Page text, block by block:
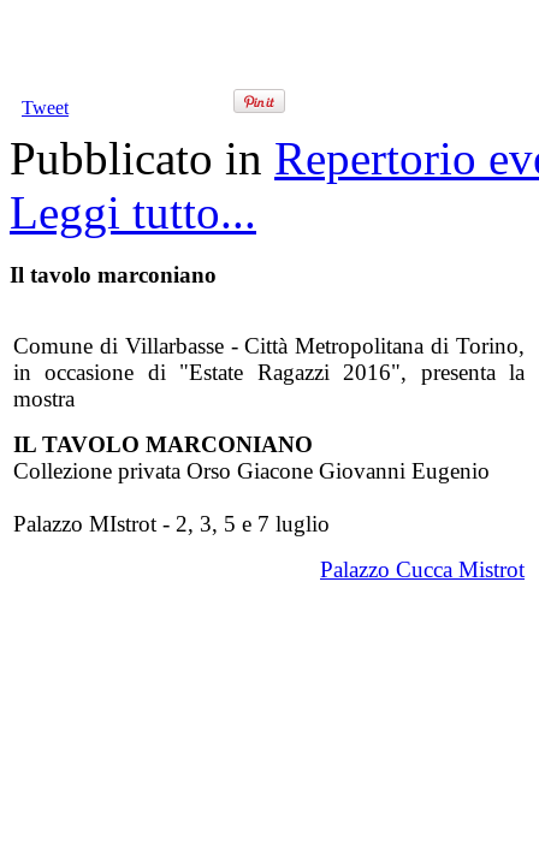
Tweet
Pubblicato in Repertorio
Leggi tutto...
Il tavolo marconiano
Comune di Villarbasse - Città Metropolitana di Torino,
in occasione di "Estate Ragazzi 2016", presenta la
mostra
IL TAVOLO MARCONIANO
Collezione privata Orso Giacone Giovanni Eugenio
Palazzo MIstrot - 2, 3, 5 e 7 luglio
Palazzo Cucca Mistrot